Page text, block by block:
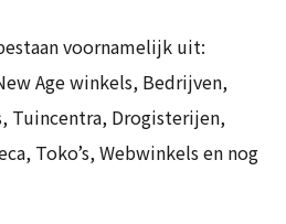
voornamelijk uit:
Age winkels, Bedrijven,
Tuincentra, Drogisterijen,
Toko’s, Webwinkels en nog